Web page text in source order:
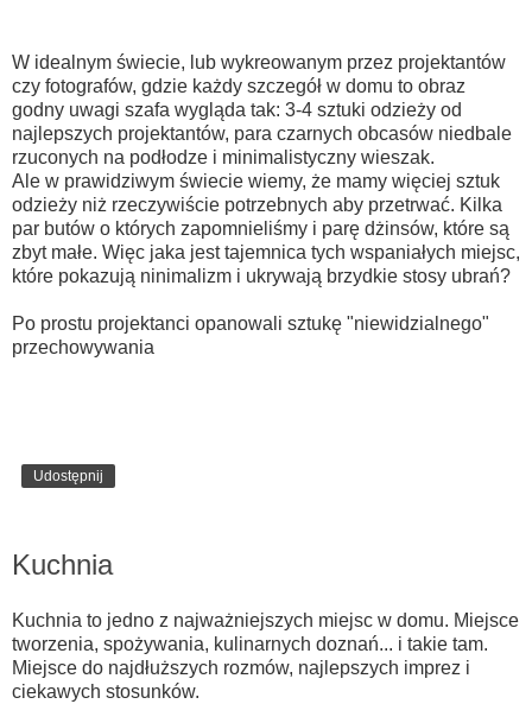
W idealnym świecie, lub wykreowanym przez projektantów
czy fotografów, gdzie każdy szczegół w domu to obraz
godny uwagi szafa wygląda tak: 3-4 sztuki odzieży od
najlepszych projektantów, para czarnych obcasów niedbale
rzuconych na podłodze i minimalistyczny wieszak.
Ale w prawidziwym świecie wiemy, że mamy więciej sztuk
odzieży niż rzeczywiście potrzebnych aby przetrwać. Kilka
par butów o których zapomnieliśmy i parę dżinsów, które są
zbyt małe. Więc jaka jest tajemnica tych wspaniałych miejsc,
które pokazują ninimalizm i ukrywają brzydkie stosy ubrań?
Po prostu projektanci opanowali sztukę "niewidzialnego"
przechowywania
Udostępnij
Kuchnia
Kuchnia to jedno z najważniejszych miejsc w domu. Miejsce
tworzenia, spożywania, kulinarnych doznań... i takie tam.
Miejsce do najdłuższych rozmów, najlepszych imprez i
ciekawych stosunków.